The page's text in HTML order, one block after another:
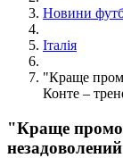
Новини
Італія
"Краще
Конте –
"Краще